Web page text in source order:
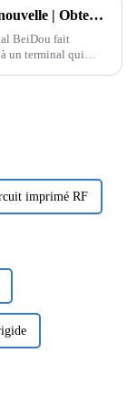
Bonne nouvelle | Obtention d'un brevet pour un dispositif de test pour les puces de terminaux Beidou
BeiDou fait
un terminal qui
p...
imprimé RF